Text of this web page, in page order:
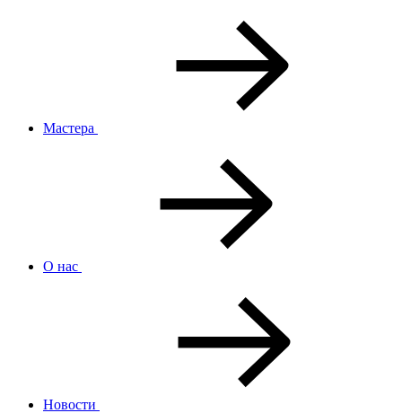
Мастера
О нас
Новости